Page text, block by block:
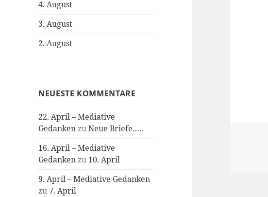
4. August
3. August
2. August
NEUESTE KOMMENTARE
22. April – Mediative
GedankenzuNeue Briefe…..
16. April – Mediative
Gedankenzu 10. April
9. April – Mediative Gedanken
zu 7. April